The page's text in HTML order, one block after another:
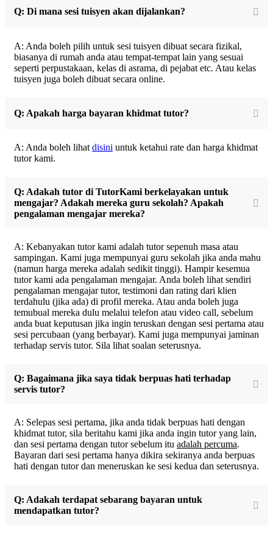
Q: Di mana sesi tuisyen akan dijalankan?
A: Anda boleh pilih untuk sesi tuisyen dibuat secara fizikal,
biasanya di rumah anda atau tempat-tempat lain yang sesuai
seperti perpustakaan, kelas di asrama, di pejabat etc. Atau kelas
tuisyen juga boleh dibuat secara online.
Q: Apakah harga bayaran khidmat tutor?
A: Anda boleh lihat disini untuk ketahui rate dan harga khidmat
tutor kami.
Q: Adakah tutor di TutorKami berkelayakan untuk
mengajar? Adakah mereka guru sekolah? Apakah
pengalaman mengajar mereka?
A: Kebanyakan tutor kami adalah tutor sepenuh masa atau
sampingan. Kami juga mempunyai guru sekolah jika anda mahu
(namun harga mereka adalah sedikit tinggi). Hampir kesemua
tutor kami ada pengalaman mengajar. Anda boleh lihat sendiri
pengalaman mengajar tutor, testimoni dan rating dari klien
terdahulu (jika ada) di profil mereka. Atau anda boleh juga
temubual mereka dulu melalui telefon atau video call, sebelum
anda buat keputusan jika ingin teruskan dengan sesi pertama atau
sesi percubaan (yang berbayar). Kami juga mempunyai jaminan
terhadap servis tutor. Sila lihat soalan seterusnya.
Q: Bagaimana jika saya tidak berpuas hati terhadap
servis tutor?
A: Selepas sesi pertama, jika anda tidak berpuas hati dengan
khidmat tutor, sila beritahu kami jika anda ingin tutor yang lain,
dan sesi pertama dengan tutor sebelum itu adalah percuma.
Bayaran dari sesi pertama hanya dikira sekiranya anda berpuas
hati dengan tutor dan meneruskan ke sesi kedua dan seterusnya.
Q: Adakah terdapat sebarang bayaran untuk
mendapatkan tutor?